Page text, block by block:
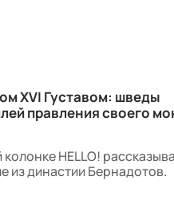
ХVI Густавом: шведы
правления своего
HELLO!
из династии Бернадотов.